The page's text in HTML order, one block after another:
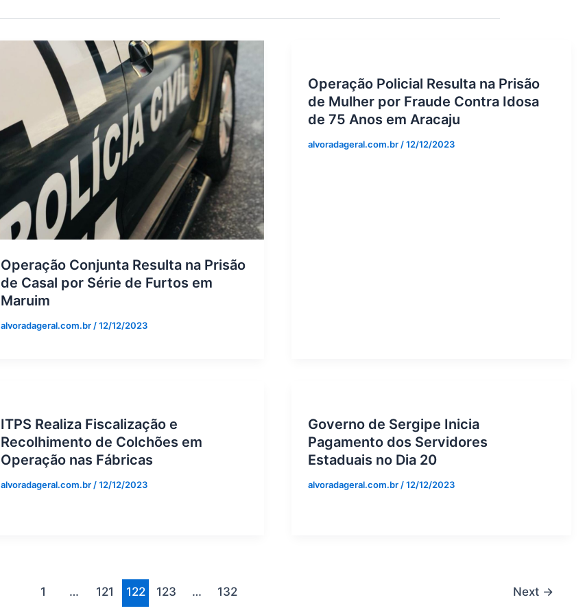
Operação Conjunta Resulta na Prisão
de Casal por Série de Furtos em
Maruim
alvoradageral.com.br /12/12/2023
Operação Policial Resulta na Prisão
de Mulher por Fraude Contra Idosa
de 75 Anos em Aracaju
alvoradageral.com.br /12/12/2023
ITPS Realiza Fiscalização e
Recolhimento de Colchões em
Operação nas Fábricas
alvoradageral.com.br /12/12/2023
Governo de Sergipe Inicia
Pagamento dos Servidores
Estaduais no Dia 20
alvoradageral.com.br /12/12/2023
1 … 121 122 123 … 132 Next →